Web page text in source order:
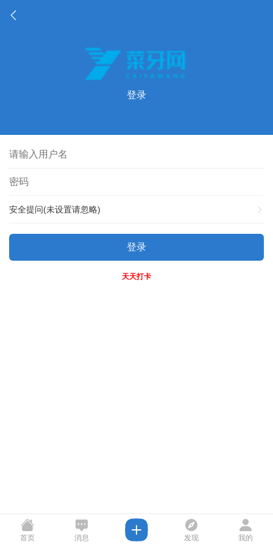
登录
安全提问(未设置请忽略)
登录
天天打卡
首页 消息 发现 我的